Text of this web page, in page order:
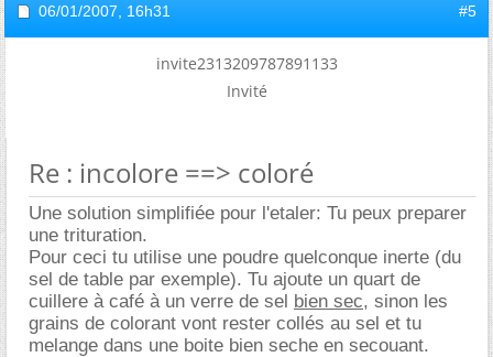
06/01/2007, 16h31 #5
invite2313209787891133
Invité
Re : incolore ==> coloré
Une solution simplifiée pour l'etaler: Tu peux preparer
une trituration.
Pour ceci tu utilise une poudre quelconque inerte (du
sel de table par exemple). Tu ajoute un quart de
cuillere à café à un verre de sel bien sec, sinon les
grains de colorant vont rester collés au sel et tu
melange dans une boite bien seche en secouant.